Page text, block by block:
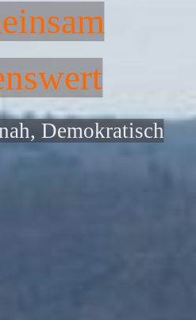
Demokratisch